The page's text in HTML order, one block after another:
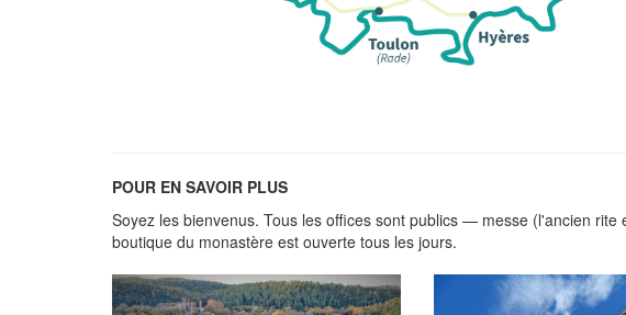
POUR EN SAVOIR PLUS
Soyez les bienvenus. Tous les offices sont publics — messe (l'ancien
boutique du monastère est ouverte tous les jours.